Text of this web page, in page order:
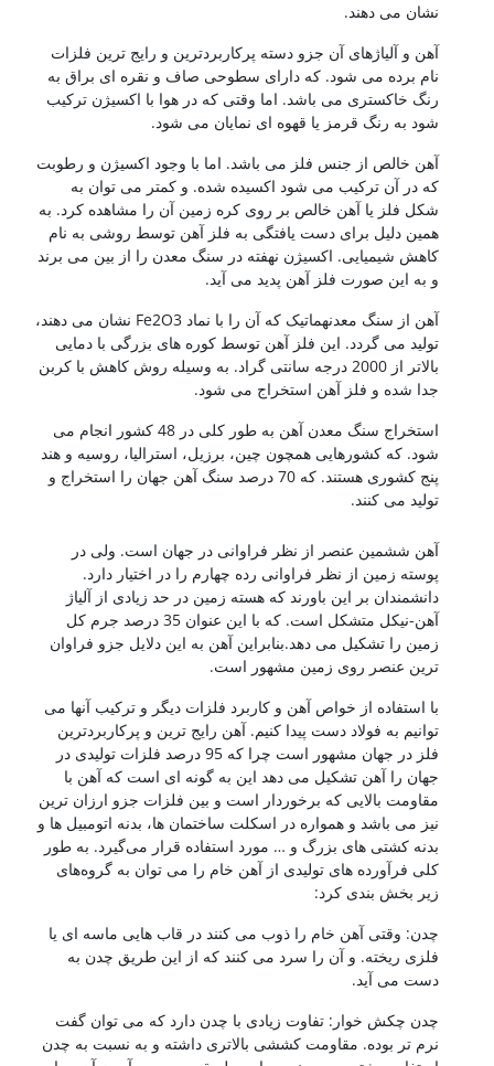
نشان می دهند.
آهن و آلیاژهای آن جزو دسته پرکاربردترین و رایج ترین فلزات
نام برده می شود. که دارای سطوحی صاف و نقره ای براق به
رنگ خاکستری می باشد. اما وقتی که در هوا با اکسیژن ترکیب
شود به رنگ قرمز یا قهوه ای نمایان می شود.
آهن خالص از جنس فلز می باشد. اما با وجود اکسیژن و رطوبت
که در آن ترکیب می شود اکسیده شده. و کمتر می توان به
شکل فلز یا آهن خالص بر روی کره زمین آن را مشاهده کرد. به
همین دلیل برای دست یافتگی به فلز آهن توسط روشی به نام
کاهش شیمیایی. اکسیژن نهفته در سنگ معدن را از بین می برند
و به این صورت فلز آهن پدید می آید.
آهن از سنگ معدنهماتیک که آن را با نماد Fe2O3 نشان می دهند،
تولید می گردد. این فلز آهن توسط کوره های بزرگی با دمایی
بالاتر از 2000 درجه سانتی گراد. به وسیله روش کاهش با کربن
جدا شده و فلز آهن استخراج می شود.
استخراج سنگ معدن آهن به طور کلی در 48 کشور انجام می
شود. که کشورهایی همچون چین، برزیل، استرالیا، روسیه و هند
پنج کشوری هستند. که 70 درصد سنگ آهن جهان را استخراج و
تولید می کنند.
آهن ششمین عنصر از نظر فراوانی در جهان است. ولی در
پوسته زمین از نظر فراوانی رده چهارم را در اختیار دارد.
دانشمندان بر این باورند که هسته زمین در حد زیادی از آلیاژ
آهن-نیکل متشکل است. که با این عنوان 35 درصد جرم کل
زمین را تشکیل می دهد.بنابراین آهن به این دلایل جزو فراوان
ترین عنصر روی زمین مشهور است.
با استفاده از خواص آهن و کاربرد فلزات دیگر و ترکیب آنها می
توانیم به فولاد دست پیدا کنیم. آهن رایج ترین و پرکاربردترین
فلز در جهان مشهور است چرا که 95 درصد فلزات تولیدی در
جهان را آهن تشکیل می دهد این به گونه ای است که آهن با
مقاومت بالایی که برخوردار است و بین فلزات جزو ارزان ترین
نیز می باشد و همواره در اسکلت ساختمان ها، بدنه اتومبیل ها و
بدنه کشتی های بزرگ و … مورد استفاده قرار می‌گیرد. به طور
کلی فرآورده های تولیدی از آهن خام را می توان به گروه‌های
زیر بخش بندی کرد:
چدن: وقتی آهن خام را ذوب می کنند در قاب هایی ماسه ای یا
فلزی ریخته. و آن را سرد می کنند که از این طریق چدن به
دست می آید.
چدن چکش خوار: تفاوت زیادی با چدن دارد که می توان گفت
نرم تر بوده. مقاومت کششی بالاتری داشته و به نسبت به چدن